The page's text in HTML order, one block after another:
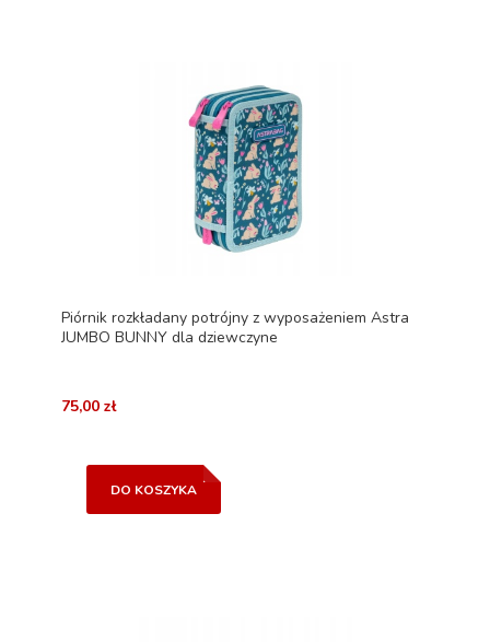
Piórnik rozkładany potrójny z wyposażeniem Astra
JUMBO BUNNY dla dziewczyne
75,00 zł
DO KOSZYKA